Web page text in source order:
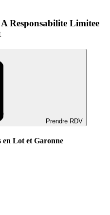
Responsabilite Limitee
Prendre RDV
en Lot et Garonne